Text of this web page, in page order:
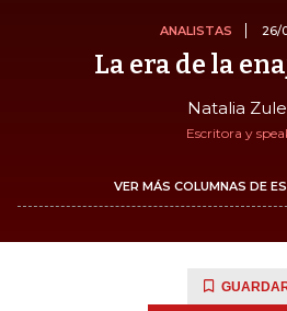
ANALISTAS 26/
La era de la
Natalia
Escritora y
VER MÁS COLUMNAS DE